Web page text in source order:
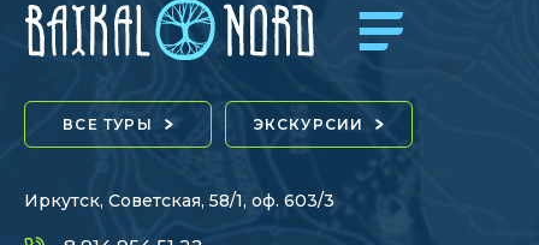
ВСЕ ТУРЫ ЭКСКУРСИИ
Иркутск, Советская, 58/1, оф. 603/3